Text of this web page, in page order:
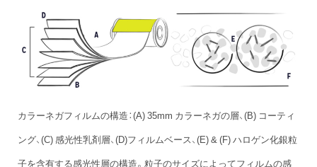
カラーネガフィルムの構造：(A) 35mm カラーネガの層、(B) コーティ
ング、(C) 感光性乳剤層、(D)フィルムベース、(E) & (F) ハロゲン化銀粒
子を含有する感光性層の構造。粒子のサイズによってフィルムの感